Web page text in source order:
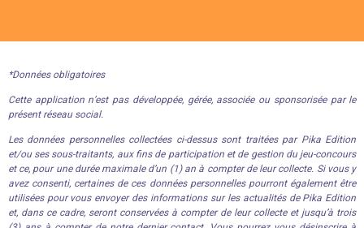
*Données obligatoires
Cette application n’est pas développée, gérée, associée ou sponsorisée par le
présent réseau social.
Les données personnelles collectées ci-dessus sont traitées par Pika Edition
et/ou ses sous-traitants, aux fins de participation et de gestion du jeu-concours
et ce, pour une durée maximale d’un (1) an à compter de leur collecte. Si vous y
avez consenti, certaines de ces données personnelles pourront également être
utilisées pour vous envoyer des informations sur les actualités de Pika Edition
et, dans ce cadre, seront conservées à compter de leur collecte et jusqu’à trois